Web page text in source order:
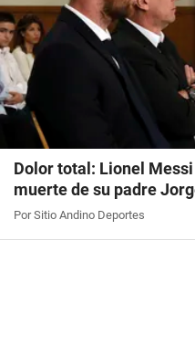
Dolor total: Lionel
muerte de su padre
Por Sitio Andino Deportes